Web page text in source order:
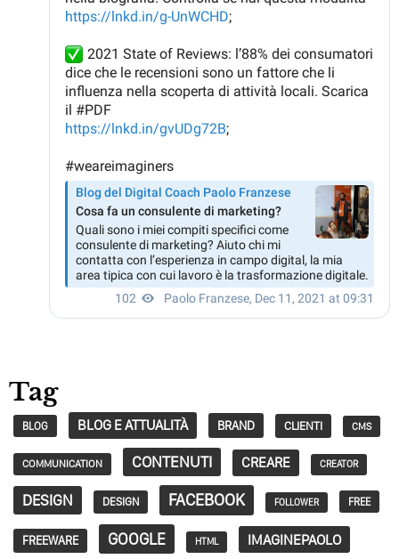
Tag
BLOG BLOG E ATTUALITÀ BRAND CLIENTI CMS
COMMUNICATION CONTENUTI CREARE CREATOR
DESIGN DESIGN FACEBOOK FOLLOWER FREE
FREEWARE GOOGLE HTML IMAGINEPAOLO